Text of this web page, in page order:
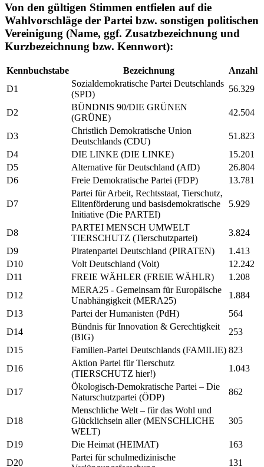
Von den gültigen Stimmen entfielen auf die
Wahlvorschläge der Partei bzw. sonstigen politischen
Vereinigung (Name, ggf. Zusatzbezeichnung und
Kurzbezeichnung bzw. Kennwort):
Kennbuchstabe Bezeichnung
Anzahl
D1
Sozialdemokratische Partei Deutschlands
(SPD)
56.329
D2
BÜNDNIS 90/DIE GRÜNEN
(GRÜNE)
42.504
D3
Christlich Demokratische Union
Deutschlands (CDU)
51.823
D4
DIE LINKE (DIE LINKE)
15.201
D5
Alternative für Deutschland (AfD)
26.804
D6
Freie Demokratische Partei (FDP) 13.781
D7
Partei für Arbeit, Rechtsstaat, Tierschutz,
Elitenförderung und basisdemokratische
Initiative (Die PARTEI)
5.929
D8
PARTEI MENSCH UMWELT
TIERSCHUTZ (Tierschutzpartei)
3.824
D9
Piratenpartei Deutschland (PIRATEN)
1.413
D10
Volt Deutschland (Volt)
12.242
D11
FREIE WÄHLER (FREIE WÄHLR)
1.208
D12
MERA25 - Gemeinsam für Europäische
Unabhängigkeit (MERA25)
1.884
D13
Partei der Humanisten (PdH)
564
D14
Bündnis für Innovation & Gerechtigkeit
(BIG)
253
D15
Familien-Partei Deutschlands (FAMILIE) 823
D16
Aktion Partei für Tierschutz
(TIERSCHUTZ hier!)
1.043
D17
Ökologisch-Demokratische Partei – Die
Naturschutzpartei (ÖDP)
862
D18
Menschliche Welt – für das Wohl und
Glücklichsein aller (MENSCHLICHE
WELT)
305
D19 Die Heimat (HEIMAT)
163
D20
Partei für schulmedizinische
131